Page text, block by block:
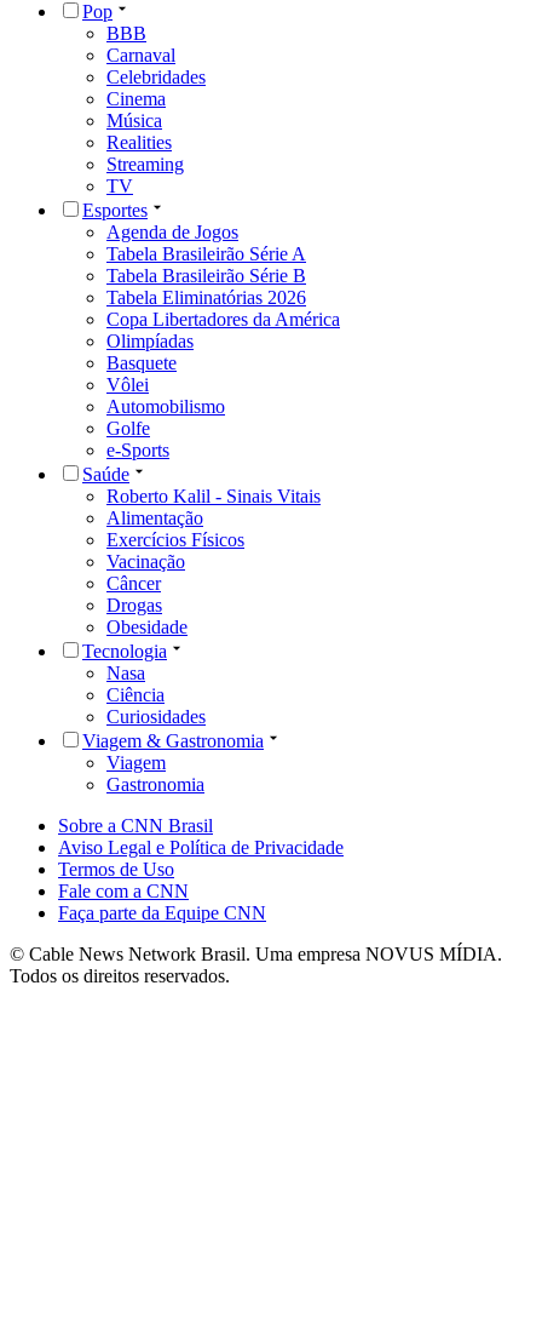
Pop
BBB
Carnaval
Celebridades
Cinema
Música
Realities
Streaming
TV
Esportes
Agenda de Jogos
Tabela Brasileirão Série A
Tabela Brasileirão Série B
Tabela Eliminatórias 2026
Copa Libertadores da América
Olimpíadas
Basquete
Vôlei
Automobilismo
Golfe
e-Sports
Saúde
Roberto Kalil - Sinais Vitais
Alimentação
Exercícios Físicos
Vacinação
Câncer
Drogas
Obesidade
Tecnologia
Nasa
Ciência
Curiosidades
Viagem & Gastronomia
Viagem
Gastronomia
Sobre a CNN Brasil
Aviso Legal e Política de Privacidade
Termos de Uso
Fale com a CNN
Faça parte da Equipe CNN
© Cable News Network Brasil. Uma empresa NOVUS MÍDIA.
Todos os direitos reservados.